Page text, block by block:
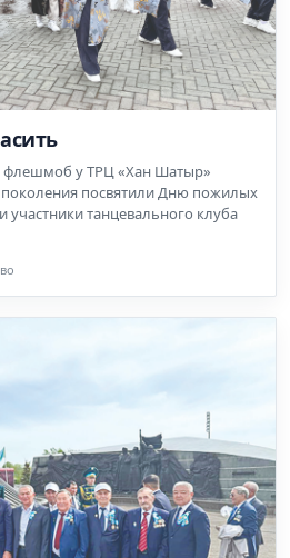
флешмоб у ТРЦ «Хан Шатыр»
поколения посвятили Дню пожилых
танцевального клуба